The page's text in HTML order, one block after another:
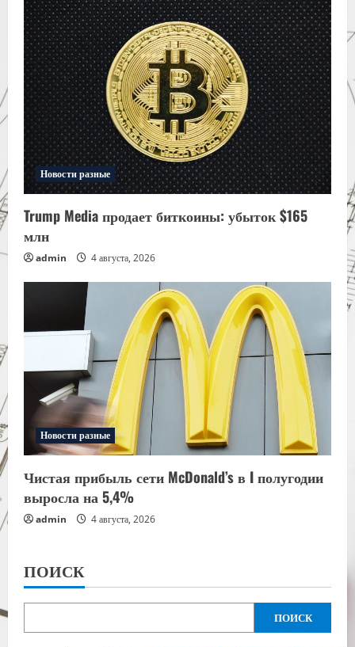
Новости разные
Trump Media продает биткоины: убыток $165
млн
admin 4 августа, 2026
Новости разные
Чистая прибыль сети McDonald’s в I полугодии
выросла на 5,4%
admin 4 августа, 2026
ПОИСК
ПОИСК